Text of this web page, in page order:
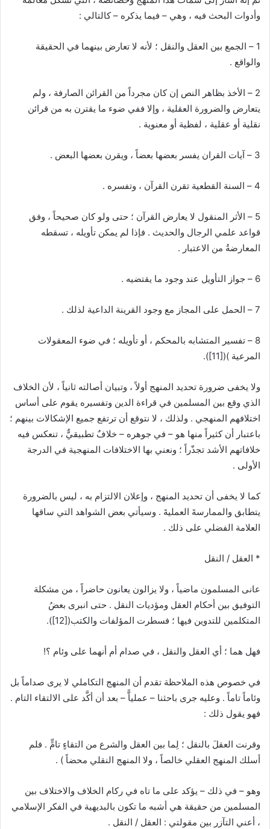
وأدوات البحث فيه ، وهي – فيما يذكره – كالتالي :
1 – الجمع بين العقل والنقل ؛ لأنه لا تعارض بينهما في الحقيقة
والواقع .
2 – الأخذ بظاهر النص إن كان مجرداً من القرائن الصارفة ، ولم
يتعارض والضرورة العقلية ، وإلا ففي ضوء ما يقترن به من قرائن
نقلية أو عقلية ، لفظية أو معنوية .
3 – آيات القران يفسر بعضها بعضاً ، ويقرن بعضها البعض .
4 – السنة القطعية تقرن القرآن ، وتفسره .
5 – الأثر المنقول لا يعارض القرآن ؛ حتى ولو كان صحيحاً ، وفق
قواعد علمي الرجال والحديث . فإذا لم يمكن تأويله ، تسقطه
المعارضةُ من الاعتبار .
6 – جواز التأويل عند وجود ما يقتضيه .
7 – الحمل على المجاز مع وجود القرينة الداعية لذلك .
8 – تفسير المتشابه بالمحكم ، أو تأويله ؛ في ضوء المعقولات
المرعية )([11]
).
ولا يخفى ضرورة تحديد المنهج أولاً ، وتبيان أصالته ثانياً ، لأن الخلاف
الذي وقع بين المسلمين في قراءة الدين وتفسيره يقوم على أساس
اختلافهم المنهجي . ولذلك ، لا نتوقع أن ترتفع جميع الإشكالات بينهم ؛
باعتبار أن كثيراً منها هو – في جوهره – خلافٌ تطبيقيٌّ ، تنعكس فيه
خلافاتهم الأشد تجذّراً ؛ ونعني بها الاختلافات المنهجية في الدرجة
الأولى .
كما لا يخفى أن تحديد المنهج ، وإعلان الالتزام به ، ليس بالضرورة
يتطابق والممارسةَ العمليةَ . وسيأتي بعض الشواهد التي ساقها
العلامة الفضلي على ذلك .
* العقل / النقل
عانى المسلمون ماضياً ، ولا يزالون يعانون حاضراً ، من مشكلة
التوفيق بين أحكام العقل ومؤديات النقل . حتى انبرى بعضُ
المتكلمين للتدوين فيها ؛ فسطرت المؤلفات والكتب([12]
).
فهل هما ؛ أي العقل والنقل ، في صدام أم أنهما على وئام ؟!
في خصوص هذه الملاحظة تقدم أن المنهج التكاملي لا يرى صداماً بل
وئاماً تاماً . وعليه جرى باحثنا – عملياًّ – بعد أن أكَّد على الالتقاء التام .
فهو يقول ذلك :
وقرنت العقلَ بالنقل ؛ لِما بين العقل والشرع من التقاءٍ تامٍّ . فلم
أسلك المنهج العقلي خالصاً ، ولا المنهج النقلي محضاً ) .
وهو – في ذلك – يؤكد على ما تاه في ركام الخلاف والاختلاف بين
المسلمين من حقيقة هي أشبه ما تكون بالبديهية في الفكر الإسلامي
، أعني التآزر بين مقولتي : العقل / النقل .